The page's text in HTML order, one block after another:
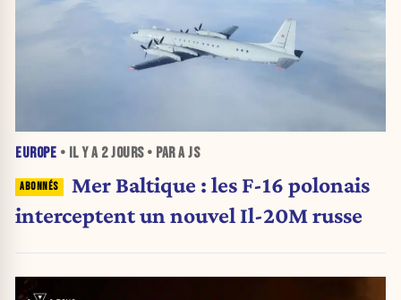
EUROPE • IL Y A 2 JOURS• PAR A JS
Mer Baltique : les F-16 polonais
interceptent un nouvel Il-20M russe